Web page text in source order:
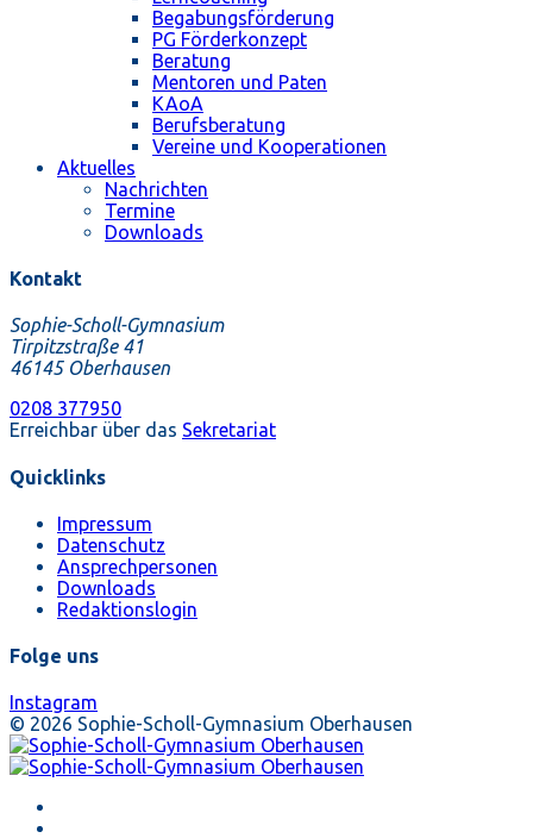
Begabungsförderung
PG Förderkonzept
Beratung
Mentoren und Paten
KAoA
Berufsberatung
Vereine und Kooperationen
Aktuelles
Nachrichten
Termine
Downloads
Kontakt
Sophie-Scholl-Gymnasium
Tirpitzstraße 41
46145 Oberhausen
0208 377950
Erreichbar über das Sekretariat
Quicklinks
Impressum
Datenschutz
Ansprechpersonen
Downloads
Redaktionslogin
Folge uns
Instagram
© 2026 Sophie-Scholl-Gymnasium Oberhausen